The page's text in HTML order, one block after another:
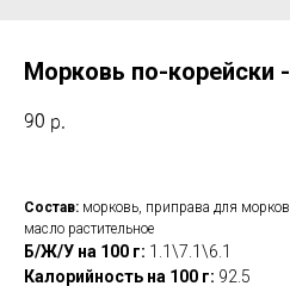
Морковь по-корейски -
90 р.
Состав: морковь, приправа для
масло растительное
Б/Ж/У на 100 г: 1.1\7.1\6.1
Калорийность на 100 г: 92.5